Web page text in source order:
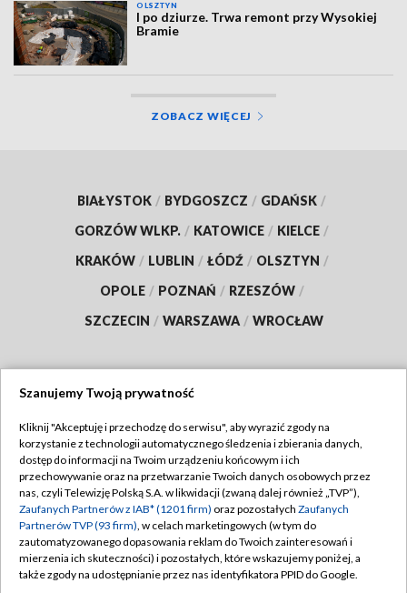
OLSZTYN
I po dziurze. Trwa remont przy Wysokiej
Bramie
ZOBACZ WIĘCEJ
BIAŁYSTOK / BYDGOSZCZ / GDAŃSK /
GORZÓW WLKP. / KATOWICE / KIELCE /
KRAKÓW / LUBLIN / ŁÓDŹ / OLSZTYN /
OPOLE / POZNAŃ / RZESZÓW /
SZCZECIN / WARSZAWA / WROCŁAW
TVP
Abonament TVP
Emisja w TVP
Centrum informacji TVP
Naziemna Telewizja Cyfrowa
Regulamin TVP
Polityka prywatności
Moje zgody
Pomoc
Szanujemy Twoją prywatność
Kliknij "Akceptuję i przechodzę do serwisu", aby wyrazić zgody na
korzystanie z technologii automatycznego śledzenia i zbierania danych,
dostęp do informacji na Twoim urządzeniu końcowym i ich
przechowywanie oraz na przetwarzanie Twoich danych osobowych przez
nas, czyli Telewizję Polską S.A. w likwidacji (zwaną dalej również „TVP”),
Zaufanych Partnerów z IAB* (1201 firm) oraz pozostałych Zaufanych
Partnerów TVP (93 firm), w celach marketingowych (w tym do
zautomatyzowanego dopasowania reklam do Twoich zainteresowań i
mierzenia ich skuteczności) i pozostałych, które wskazujemy poniżej, a
także zgody na udostępnianie przez nas identyfikatora PPID do Google.